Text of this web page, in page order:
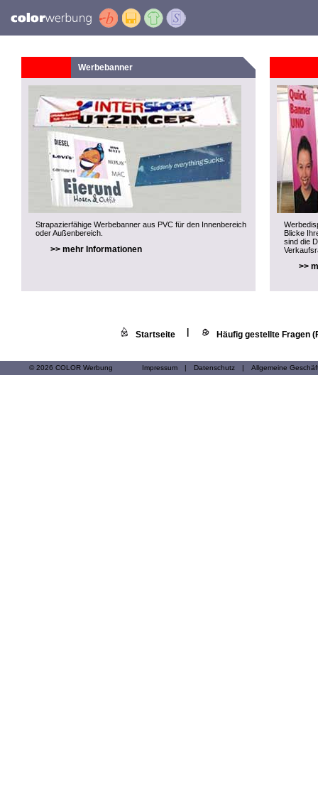
Werbebanner
Strapazierfähige Werbebanner aus PVC für den Innenbereich
oder Außenbereich.
>> mehr Informationen
Blicke
sind die
>>
Startseite Häufig gestellte Fragen
© 2026 COLOR Werbung Impressum | Datenschutz | Allgemeine